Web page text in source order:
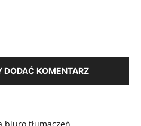
DODAĆ KOMENTARZ